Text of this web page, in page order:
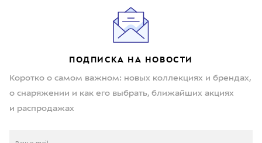
ПОДПИСКА НА НОВОСТИ
Коротко о самом важном: новых коллекциях и брендах,
о снаряжении и как его выбрать, ближайших акциях
и распродажах